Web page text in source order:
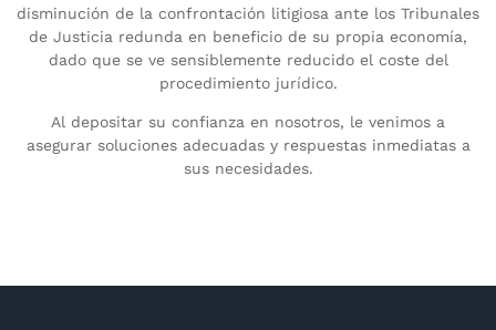
disminución de la confrontación litigiosa ante los Tribunales
de Justicia redunda en beneficio de su propia economía,
dado que se ve sensiblemente reducido el coste del
procedimiento jurídico.
Al depositar su confianza en nosotros, le venimos a
asegurar soluciones adecuadas y respuestas inmediatas a
sus necesidades.